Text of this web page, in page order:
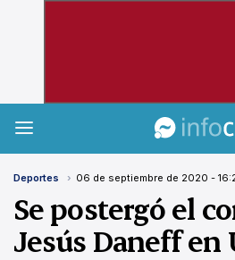
Deportes 06 de septiembre de 2020 -
Se postergó el
Jesús Daneff en